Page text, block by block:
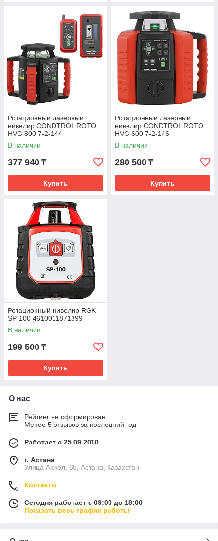
Ротационный лазерный
нивелир CONDTROL ROTO
HVG 800 7-2-144
В наличии
377 940 ₸
Купить
Ротационный лазерный
нивелир CONDTROL ROTO
HVG 600 7-2-146
В наличии
280 500 ₸
Купить
Ротационный нивелир RGK
SP-100 4610011871399
В наличии
199 500 ₸
Купить
О нас
Рейтинг не сформирован
Менее 5 отзывов за последний год
Работает с 25.09.2010
г. Астана
Улица Акжол, 65, Астана, Казахстан
Контакты
Сегодня работает с 09:00 до 18:00
Показать весь график работы